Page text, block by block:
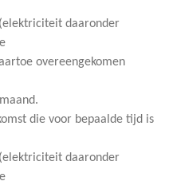
daaronder
overeengekomen
die voor bepaalde tijd is
daaronder